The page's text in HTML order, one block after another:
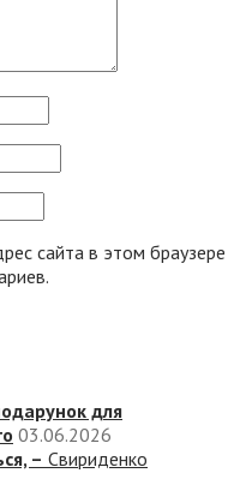
сайта в этом браузере
для
03.06.2026
– Свириденко